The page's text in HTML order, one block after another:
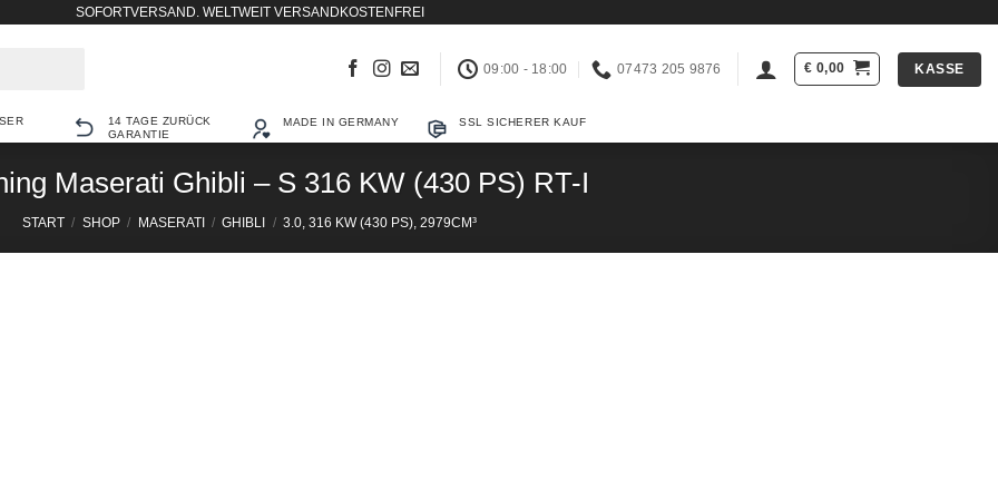
SOFORTVERSAND. WELTWEIT VERSANDKOSTENFREI
09:00 - 18:00 07473 205 9876 € 0,00 KASSE
14 TAGE ZURÜCK
GARANTIE
MADE IN GERMANY SSL SICHERER KAUF
Maserati Ghibli – S 316 KW (430 PS) RT-I
START / SHOP / MASERATI / GHIBLI / 3.0, 316 KW (430 PS), 2979CM³